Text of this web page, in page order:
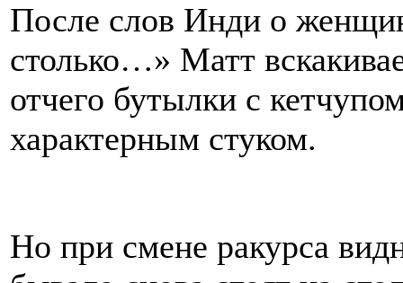
После слов Инди о
столько…» Матт
отчего бутылки с
характерным стуком.
Но при смене ракурса